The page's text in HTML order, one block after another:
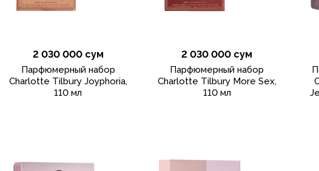
2 030 000 сум
Парфюмерный набор
Charlotte Tilbury Joyphoria,
110 мл
2 030 000 сум
Парфюмерный набор
Charlotte Tilbury More Sex,
110 мл